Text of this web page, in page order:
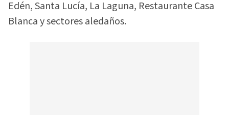
Edén, Santa Lucía, La Laguna, Restaurante Casa
Blanca y sectores aledaños.